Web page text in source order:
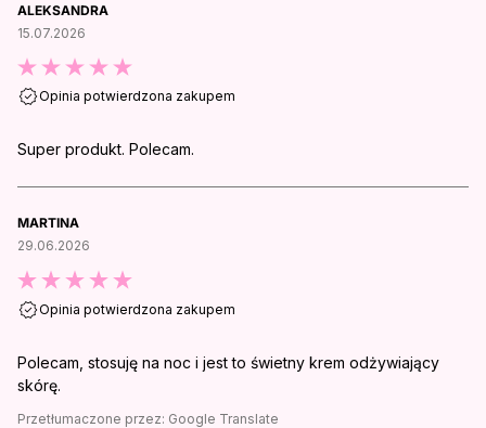
ALEKSANDRA
15.07.2026
Opinia potwierdzona zakupem
Super produkt. Polecam.
MARTINA
29.06.2026
Opinia potwierdzona zakupem
Polecam, stosuję na noc i jest to świetny krem odżywiający
skórę.
Przetłumaczone przez: Google Translate